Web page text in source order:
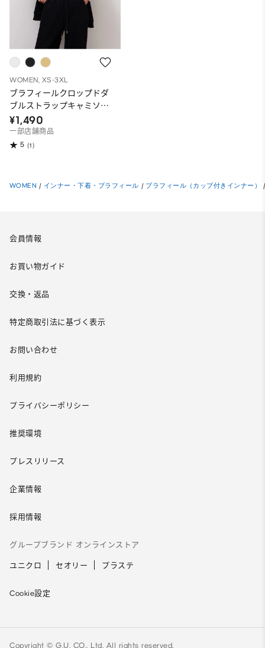
WOMEN, XS-3XL
ブラフィールクロップドダ
ブルストラップキャミソー
ル
¥1,490
一部店舗商品
5 (1)
WOMEN / インナー・下着・ブラフィール / ブラフィール（カップ付きインナー） /
会員情報
お買い物ガイド
交換・返品
特定商取引法に基づく表示
お問い合わせ
利用規約
プライバシーポリシー
推奨環境
プレスリリース
企業情報
採用情報
グループブランド オンラインストア
ユニクロ セオリー プラステ
Cookie設定
Copyright © G.U. CO., Ltd. All rights reserved.